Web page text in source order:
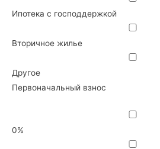
Ипотека с господдержкой
Вторичное жилье
Другое
Первоначальный взнос
0%